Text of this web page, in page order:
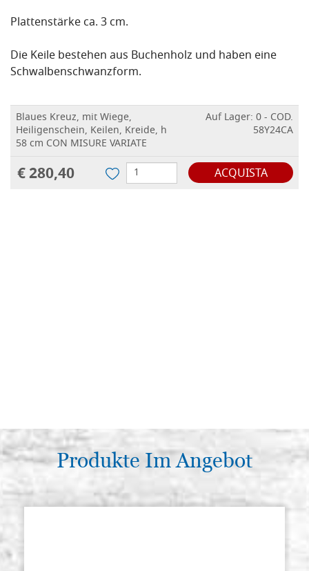
Plattenstärke ca. 3 cm.
Die Keile bestehen aus Buchenholz und haben eine
Schwalbenschwanzform.
Blaues Kreuz, mit Wiege,
Heiligenschein, Keilen, Kreide, h
58 cm CON MISURE VARIATE
Auf Lager: 0 - COD.
58Y24CA
€ 280,40 ACQUISTA
Produkte Im Angebot